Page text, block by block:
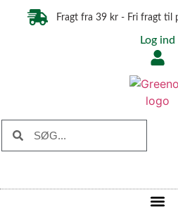
Fragt fra 39 kr - Fri fragt til
Log ind